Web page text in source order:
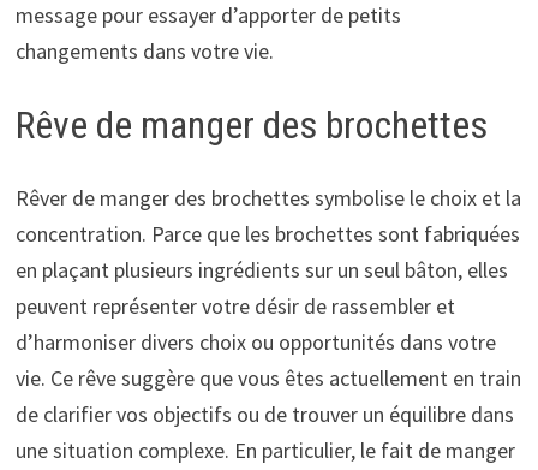
message pour essayer d’apporter de petits
changements dans votre vie.
Rêve de manger des brochettes
Rêver de manger des brochettes symbolise le choix et la
concentration. Parce que les brochettes sont fabriquées
en plaçant plusieurs ingrédients sur un seul bâton, elles
peuvent représenter votre désir de rassembler et
d’harmoniser divers choix ou opportunités dans votre
vie. Ce rêve suggère que vous êtes actuellement en train
de clarifier vos objectifs ou de trouver un équilibre dans
une situation complexe. En particulier, le fait de manger